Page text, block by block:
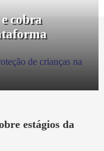
cobra
estágios da